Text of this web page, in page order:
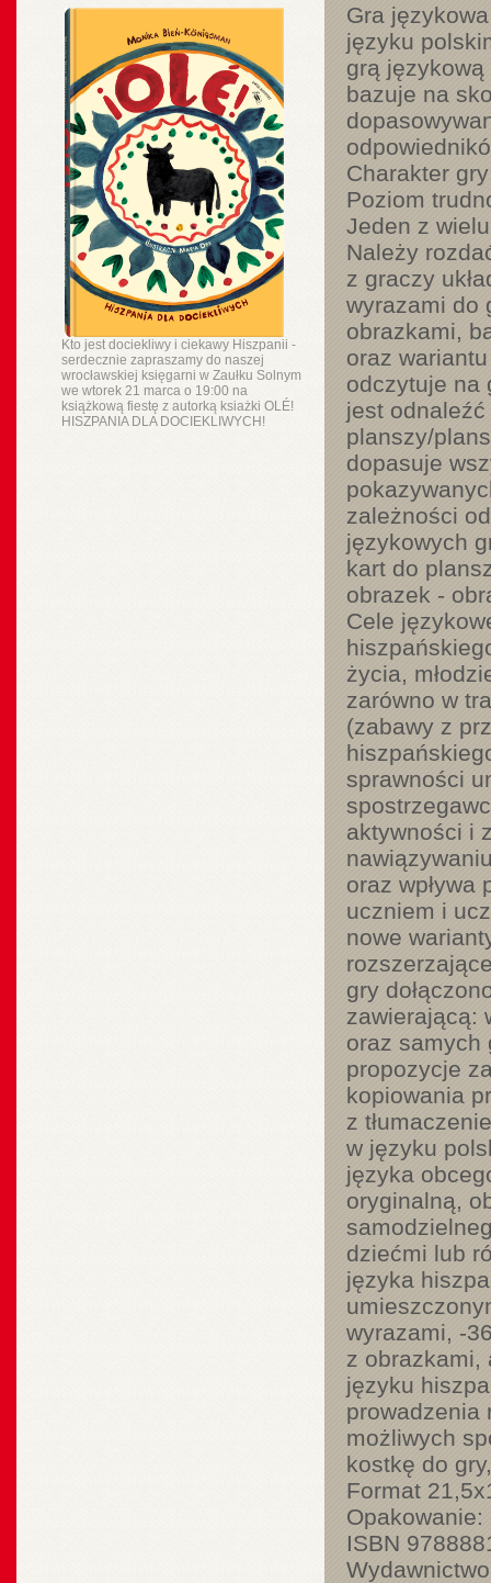
Kto jest dociekliwy i ciekawy Hiszpanii -
serdecznie zapraszamy do naszej
wrocławskiej księgarni w Zaułku Solnym
we wtorek 21 marca o 19:00 na
książkową fiestę z autorką ksiażki OLÉ!
HISZPANIA DLA DOCIEKLIWYCH!
Gra
języku
grą językową
bazuje na
Charakter
Poziom
Jeden z
Należy
z graczy
wyrazami do
obrazkami,
oraz
odczytuje na
jest
planszy/
dopasuje
zależności
językowych
kart do
obrazek -
Cele
życia,
zarówno w
(zabawy z
sprawności
aktywności i
oraz wpływa
uczniem i
nowe
gry
zawierającą:
oraz samych
propozycje
kopiowania
z
w języku
języka
oryginalną,
dziećmi lub
języka
wyrazami, -
z obrazkami,
języku
prowadzenia
możliwych
kostkę do
Format
Opakowanie:
ISBN